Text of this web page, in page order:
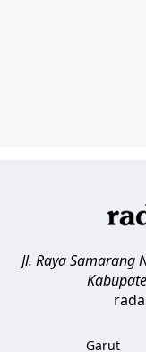
Jl. Raya Samarang
Garut